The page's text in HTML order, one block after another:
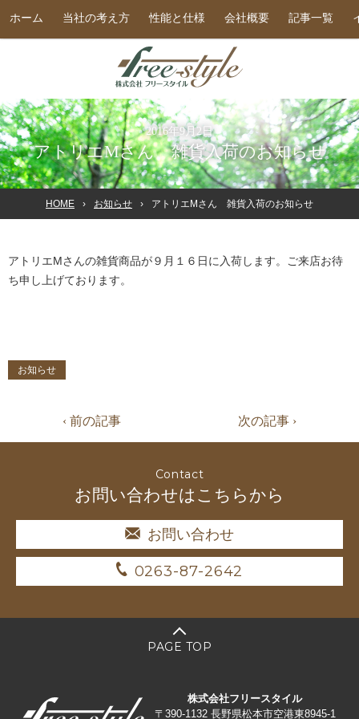
ホーム 当社の考え方 性能と仕様 会社概要 記事一覧
2016年9月2日
アトリエMさん 雑貨入荷のお知らせ
HOME お知らせ アトリエMさん 雑貨入荷のお知らせ
アトリエMさんの雑貨商品が９月１６日に入荷します。ご来店お待
ち申し上げております。
お知らせ
‹ 前の記事 次の記事 ›
Contact
お問い合わせはこちらから
お問い合わせ
0263-87-2642
PAGE TOP
株式会社フリースタイル
〒390-1132 長野県松本市空港東8945-1